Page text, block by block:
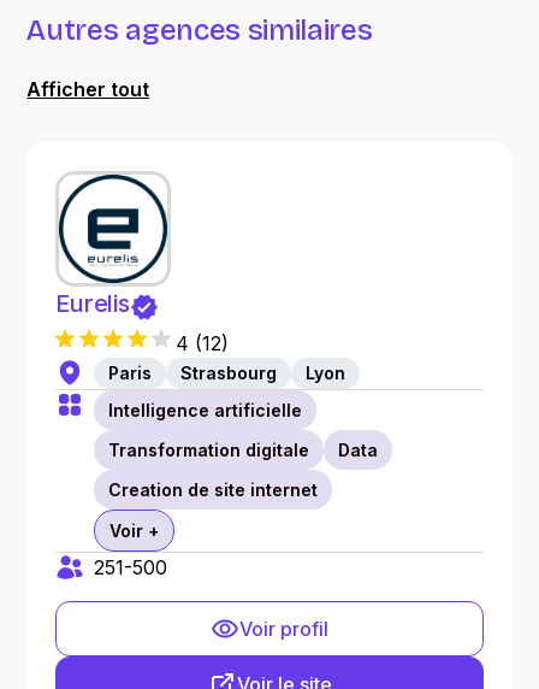
Autres agences similaires
Afficher tout
Eurelis
4 (12)
Paris Strasbourg
Lyon
Intelligence artificielle
Transformation digitale
Data
Creation de site internet
Voir +
251-500
Voir profil
Voir le site